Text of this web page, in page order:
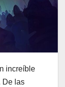
increíble
De las